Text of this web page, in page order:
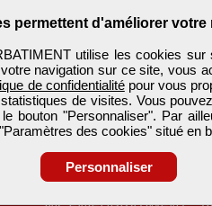
permettent d'améliorer votre
utilise les cookies
navigation sur ce site, vous
de confidentialitépour vous
de visites. Vous
bouton "Personnaliser". Par
des cookies" situé en
Personnaliser